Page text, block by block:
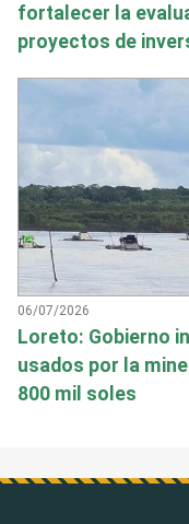
fortalecer la
proyectos de
06/07/2026
Loreto: Gobierno
usados por la
800 mil soles